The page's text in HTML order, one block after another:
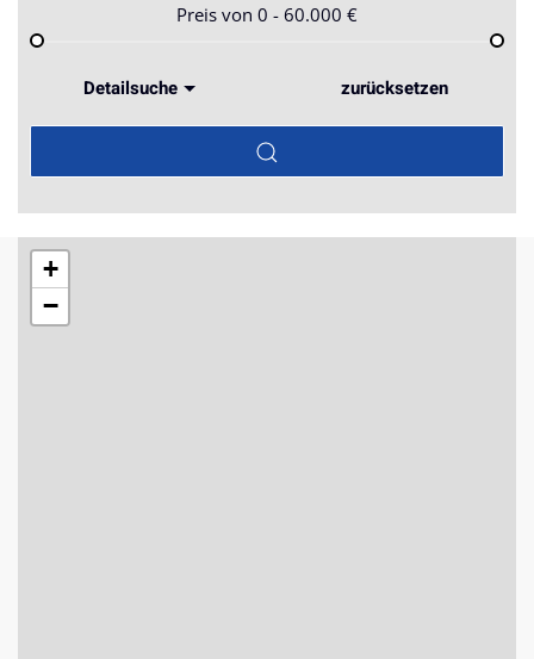
Preis von 0 - 60.000 €
Detailsuche zurücksetzen
+
−